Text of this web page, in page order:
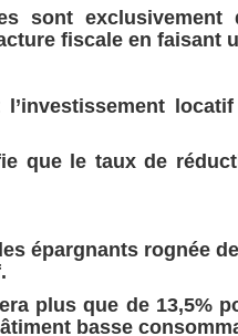
sont
fiscale en faisant
que le taux de
épargnants rognée
plus que de 13,5%
basse